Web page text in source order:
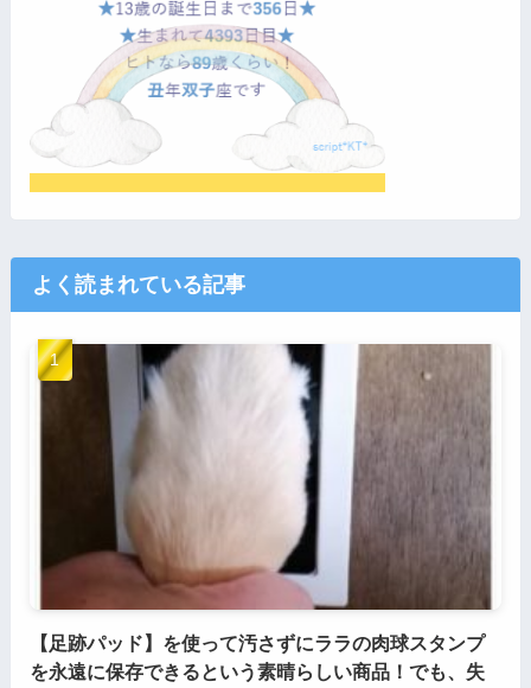
よく読まれている記事
【足跡パッド】を使って汚さずにララの肉球スタンプ
を永遠に保存できるという素晴らしい商品！でも、失